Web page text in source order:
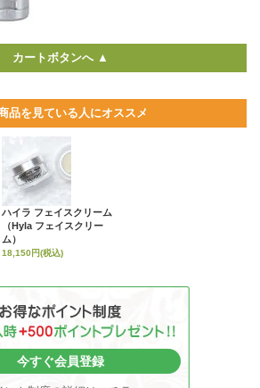
カートボタンへ ▲
品を見ている人にオススメ
ハイラ フェイスクリーム
（Hyla フェイスクリー
ム）
18,150円(税込)
今すぐ会員登録